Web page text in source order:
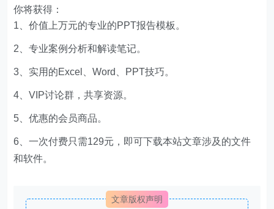
你将获得：
1、价值上万元的专业的PPT报告模板。
2、专业案例分析和解读笔记。
3、实用的Excel、Word、PPT技巧。
4、VIP讨论群，共享资源。
5、优惠的会员商品。
6、一次付费只需129元，即可下载本站文章涉及的文件
和软件。
文章版权声明